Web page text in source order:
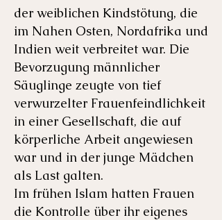
der weiblichen Kindstötung, die
im Nahen Osten, Nordafrika und
Indien weit verbreitet war. Die
Bevorzugung männlicher
Säuglinge zeugte von tief
verwurzelter Frauenfeindlichkeit
in einer Gesellschaft, die auf
körperliche Arbeit angewiesen
war und in der junge Mädchen
als Last galten.
Im frühen Islam hatten Frauen
die Kontrolle über ihr eigenes